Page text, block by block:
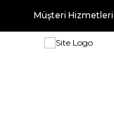
Müşteri Hizmetleri